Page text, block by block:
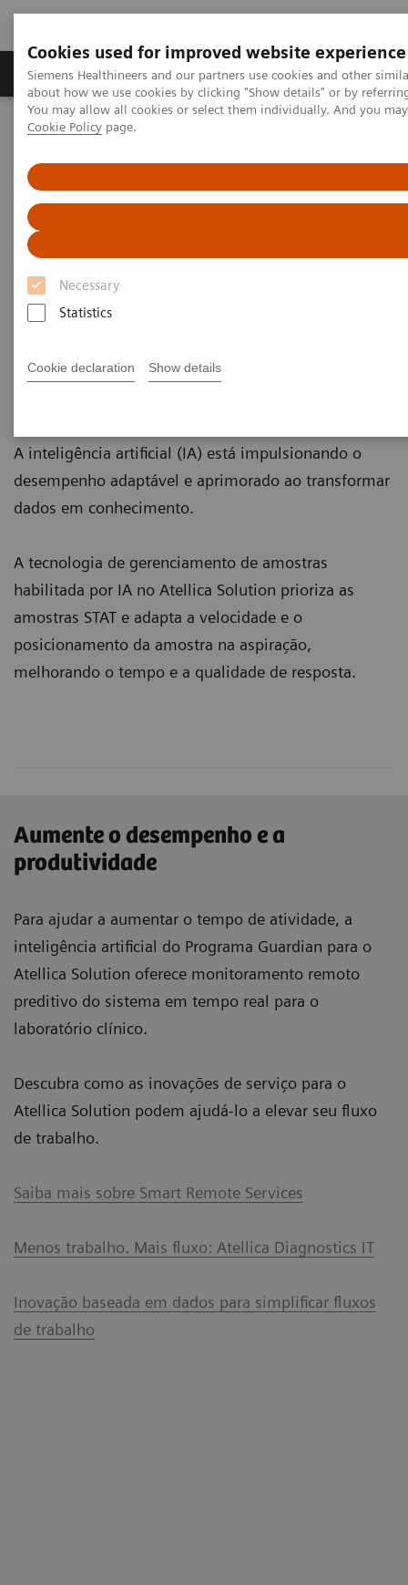
Cookies used for improved website experience
Siemens Healthineers and our partners use cookies and other
about how we use cookies by clicking "Show details" or by
You may allow all cookies or select them individually. And you
Cookie Policy page.
Necessary
Statistics
Cookie declaration Show details
Produtos e serviços Especialidades Clínicas e
Siemens Healthineers Brasil
Atellica® Solution habilitado por IA pode ajudar a melhorar a
eficiência operacional
Atellica® Solution habilitado
por IA pode ajudar a melhorar a
eficiência operacional
Produtividade com a qual você pode
A inteligência artificial (IA) está impulsionando o
desempenho adaptável e aprimorado ao transformar
dados em conhecimento.
A tecnologia de gerenciamento de amostras
habilitada por IA no Atellica Solution prioriza as
amostras STAT e adapta a velocidade e o
posicionamento da amostra na aspiração,
melhorando o tempo e a qualidade de resposta.
Aumente o desempenho e a
produtividade
Para ajudar a aumentar o tempo de atividade, a
inteligência artificial do Programa Guardian para o
Atellica Solution oferece monitoramento remoto
preditivo do sistema em tempo real para o
laboratório clínico.
Descubra como as inovações de serviço para o
Atellica Solution podem ajudá-lo a elevar seu fluxo
de trabalho.
Saiba mais sobre Smart Remote Services
Menos trabalho. Mais fluxo: Atellica Diagnostics IT
Inovação baseada em dados para simplificar fluxos
de trabalho